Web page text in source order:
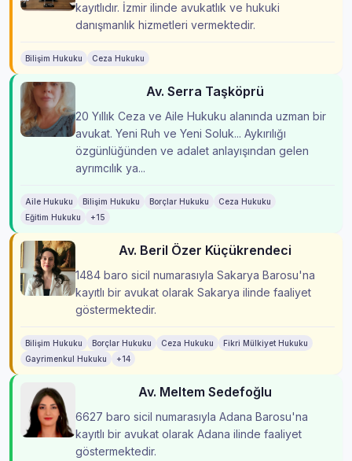
kayıtlıdır. İzmir ilinde avukatlık ve hukuki
danışmanlık hizmetleri vermektedir.
Bilişim Hukuku Ceza Hukuku
Av. Serra Taşköprü
20 Yıllık Ceza ve Aile Hukuku alanında uzman bir
avukat. Yeni Ruh ve Yeni Soluk... Aykırılığı
özgünlüğünden ve adalet anlayışından gelen
ayrımcılık ya...
Aile Hukuku Bilişim Hukuku Borçlar Hukuku
Ceza Hukuku
Eğitim Hukuku
+15
Av. Beril Özer Küçükrendeci
1484 baro sicil numarasıyla Sakarya Barosu'na
kayıtlı bir avukat olarak Sakarya ilinde faaliyet
göstermektedir.
Bilişim Hukuku Borçlar Hukuku Ceza Hukuku
Fikri Mülkiyet Hukuku
Gayrimenkul Hukuku
+14
Av. Meltem Sedefoğlu
6627 baro sicil numarasıyla Adana Barosu'na
kayıtlı bir avukat olarak Adana ilinde faaliyet
göstermektedir.